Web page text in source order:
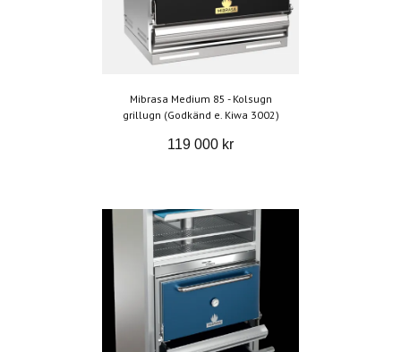
Mibrasa Medium 85 - Kolsugn
grillugn (Godkänd e. Kiwa 3002)
119 000 kr